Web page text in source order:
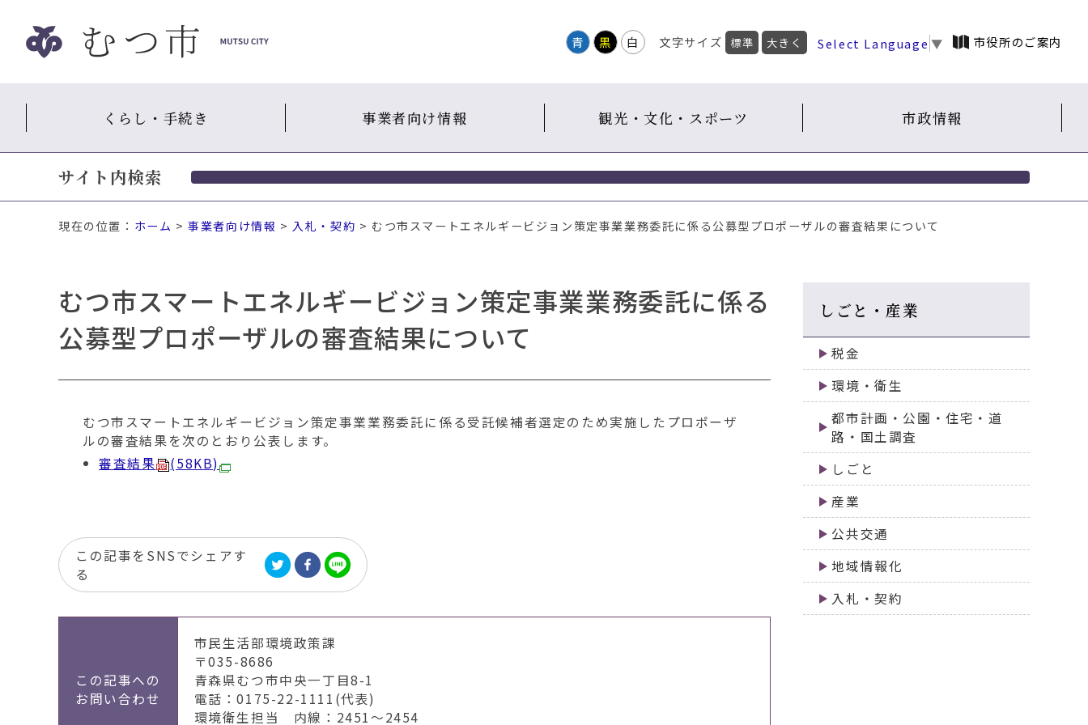
ッ
青 黒 白 文字サイズ 標準 大きく Select Language ▼ 市役所のご案内
くらし・手続き 事業者向け情報 観光・文化・スポーツ 市政情報
サイト内検索
現在の位置： ホーム >事業者向け情報 > 入札・契約 > むつ市スマートエネルギービジョン策定事業業務委託に係る公募型プロポーザルの審査結果について
むつ市スマートエネルギービジョン策定事業業務委託に係る
公募型プロポーザルの審査結果について
むつ市スマートエネルギービジョン策定事業業務委託に係る受託候補者選定のため実施したプロポーザ
ルの審査結果を次のとおり公表します。
審査結果
(58KB)
この記事をSNSでシェアす
る
この記事への
お問い合わせ
市民生活部環境政策課
〒035-8686
青森県むつ市中央一丁目8-1
電話：0175-22-1111(代表)
環境衛生担当 内線：2451～2454
しごと・産業
税金
環境・衛生
都市計画・公園・住宅・道
路・国土調査
しごと
産業
公共交通
地域情報化
入札・契約